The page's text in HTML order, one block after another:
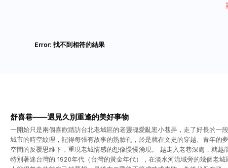
Error: 找不到相符的結果
舒喜巷——遇見久別重逢的美好事物
一開始只是兩個喜歡踏訪台北老城區的老靈魂愛亂逛小巷弄，走了好長的一
城市的時空紋理，記得每張有故事的熟臉孔，於是就在文史的穿越、青年的
空間的反覆思維下，重現老城情感的想像慢慢湧現。 越走入老巷深處，就越
特別著迷台灣的 1920年代（台灣的黃金年代），在淡水河流域旁的幾個老城